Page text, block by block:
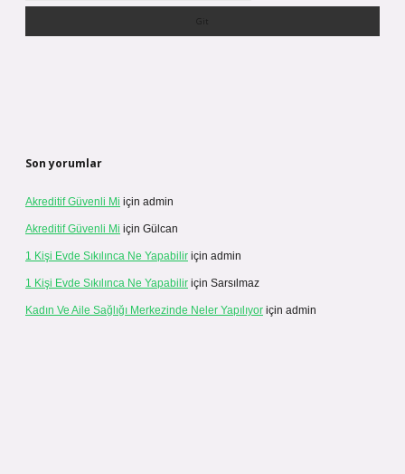
Son yorumlar
Akreditif Güvenli Mi için admin
Akreditif Güvenli Mi için Gülcan
1 Kişi Evde Sıkılınca Ne Yapabilir için admin
1 Kişi Evde Sıkılınca Ne Yapabilir için Sarsılmaz
Kadın Ve Aile Sağlığı Merkezinde Neler Yapılıyor için admin